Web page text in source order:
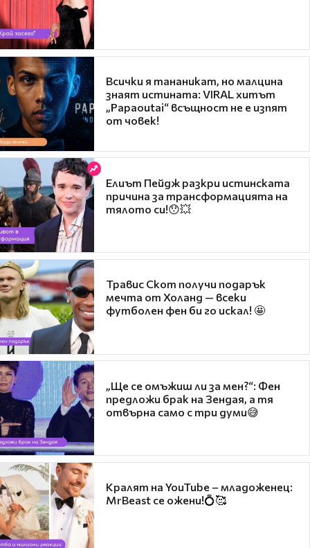
Всички я тананикат, но малцина
знаят истината: VIRAL хитът
„Papaoutai“ всъщност не е изпят
от човек!
Елиът Пейдж разкри истинската
причина за трансформацията на
тялото си!😯💥
Травис Скот получи подарък
мечта от Холанд — всеки
футболен фен би го искал! 🤩
„Ще се омъжиш ли за мен?“: Фен
предложи брак на Зендая, а тя
отвърна само с три думи😅
Кралят на YouTube – младоженец:
MrBeast се ожени!💍🥰